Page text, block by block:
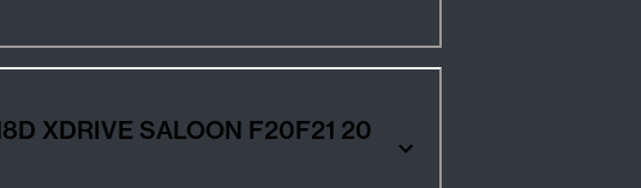
XDRIVE SALOON F20F21 20